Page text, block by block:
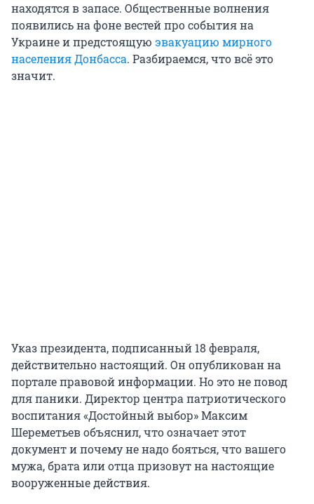
находятся в запасе. Общественные волнения
появились на фоне вестей про события на
Украине и предстоящую эвакуацию мирного
населения Донбасса. Разбираемся, что всё это
значит.
Указ президента, подписанный 18 февраля,
действительно настоящий. Он опубликован на
портале правовой информации. Но это не повод
для паники. Директор центра патриотического
воспитания «Достойный выбор» Максим
Шереметьев объяснил, что означает этот
документ и почему не надо бояться, что вашего
мужа, брата или отца призовут на настоящие
вооруженные действия.